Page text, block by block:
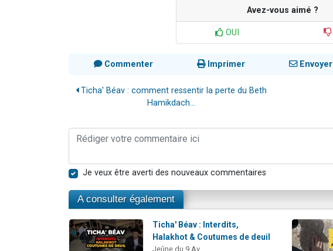
Avez-vous aimé ?
OUI
Commenter Imprimer Envoyer
Ticha' Béav : comment ressentir la perte du Beth
Hamikdach...
Je veux être averti des nouveaux commentaires
A consulter également
Ticha' Béav : Interdits,
Halakhot & Coutumes de deuil
Jeûne du 9 Av